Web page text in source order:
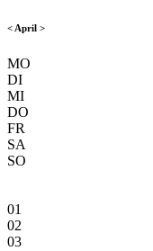
< April >
MO
DI
MI
DO
FR
SA
SO
01
02
03